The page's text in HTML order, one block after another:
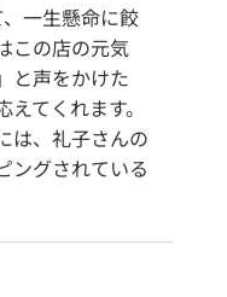
一生懸命に餃
この店の元気
と声をかけた
てくれます。
は、礼子さんの
ングされている